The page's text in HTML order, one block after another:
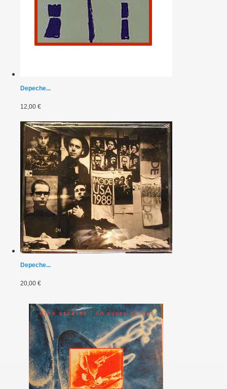
Depeche...
12,00 €
Depeche...
20,00 €